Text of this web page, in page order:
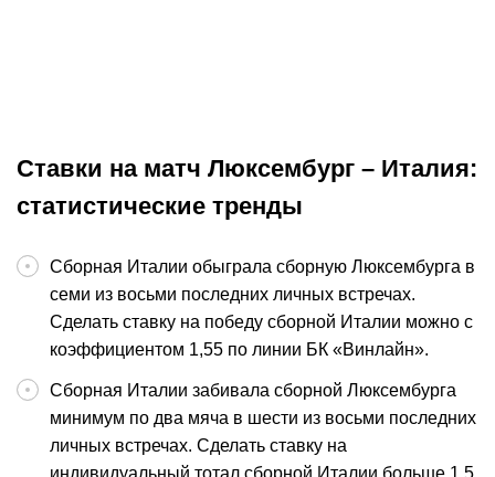
Ставки на матч Люксембург – Италия:
статистические тренды
Сборная Италии обыграла сборную Люксембурга в
семи из восьми последних личных встречах.
Сделать ставку на победу сборной Италии можно с
коэффициентом 1,55 по линии БК «Винлайн».
Сборная Италии забивала сборной Люксембурга
минимум по два мяча в шести из восьми последних
личных встречах. Сделать ставку на
индивидуальный тотал сборной Италии больше 1,5